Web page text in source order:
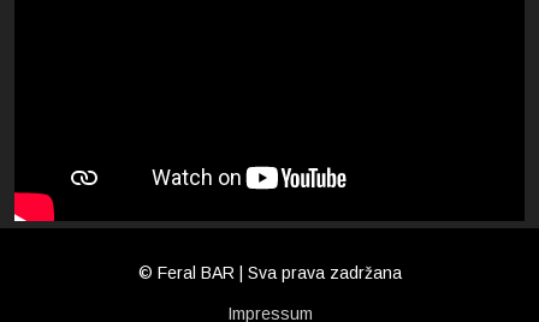
© Feral BAR | Sva prava zadržana
Impressum